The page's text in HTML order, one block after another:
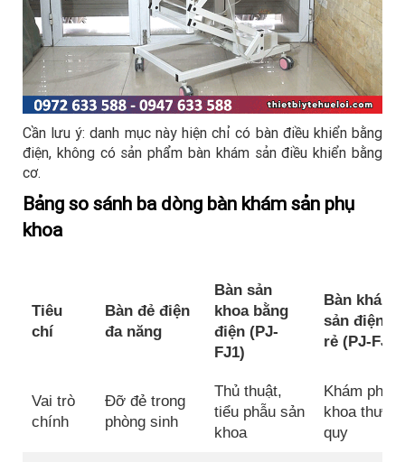
Cần lưu ý: danh mục này hiện chỉ có bàn điều khiển bằng
điện, không có sản phẩm bàn khám sản điều khiển bằng
cơ.
Bảng so sánh ba dòng bàn khám sản phụ
khoa
Tiêu
chí
Bàn đẻ điện
đa năng
Bàn sản
khoa bằng
điện (PJ-
FJ1)
Bàn khám
sản điện
rẻ (PJ-FJ2)
Vai trò
chính
Đỡ đẻ trong
phòng sinh
Thủ thuật,
tiểu phẫu sản
khoa
Khám phụ
khoa
quy